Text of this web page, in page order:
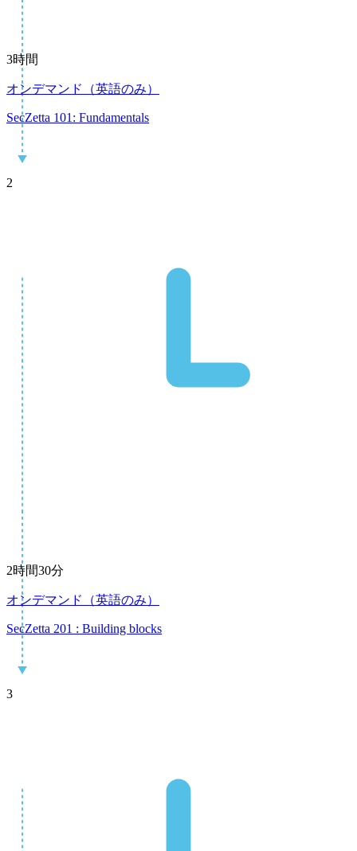
3時間
オンデマンド（英語のみ）
SecZetta 101: Fundamentals
2
2時間30分
オンデマンド（英語のみ）
SecZetta 201 : Building blocks
3